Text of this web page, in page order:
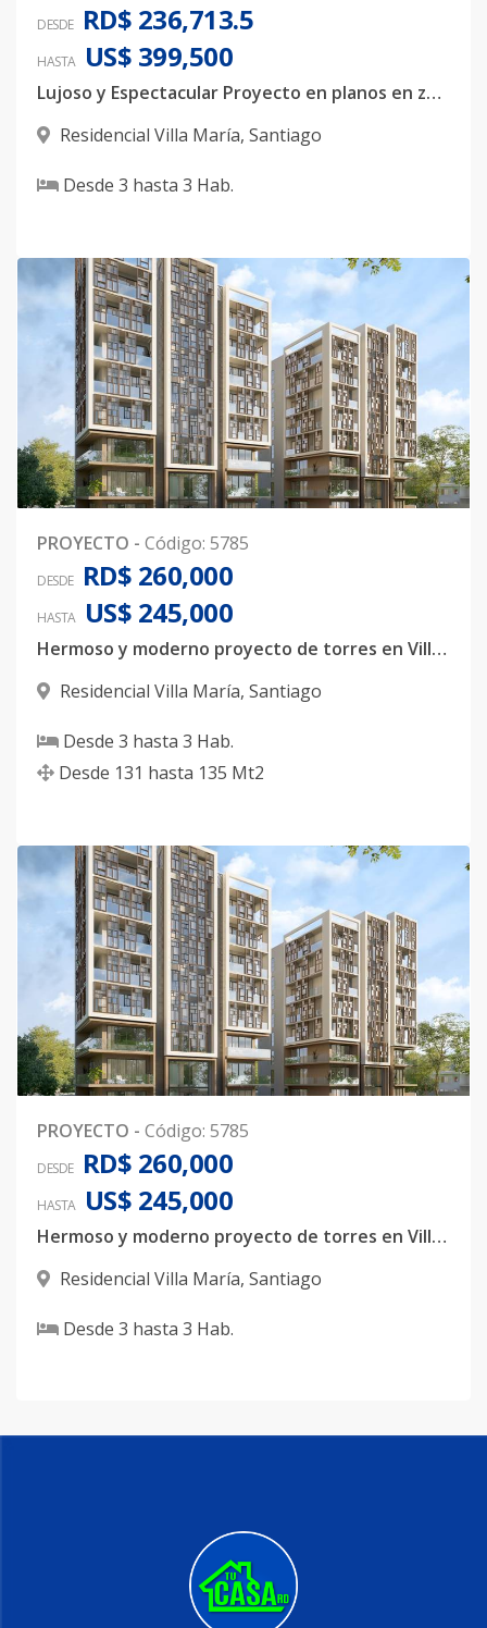
DESDE RD$ 236,713.5
HASTA US$ 399,500
Lujoso y Espectacular Proyecto en planos en zona Estratégica de Santiago
Residencial Villa María, Santiago
Desde 3 hasta 3 Hab.
PROYECTO - Código: 5785
DESDE RD$ 260,000
HASTA US$ 245,000
Hermoso y moderno proyecto de torres en Villa Maria.
Residencial Villa María, Santiago
Desde 3 hasta 3 Hab.
Desde 131 hasta 135 Mt2
PROYECTO - Código: 5785
DESDE RD$ 260,000
HASTA US$ 245,000
Hermoso y moderno proyecto de torres en Villa Maria.
Residencial Villa María, Santiago
Desde 3 hasta 3 Hab.